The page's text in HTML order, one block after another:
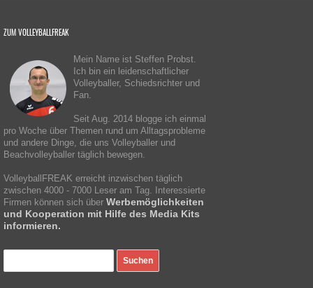
ZUM VOLLEYBALLFREAK
Mein Name ist Steffen Probst.
Ich bin ein leidenschaftlicher
Volleyballer, Schiedsrichter und
Fan.
Seit Aug. 2014 blogge ich einmal
pro Woche über Themen rund um Alltagsprobleme
und andere Dinge, die uns Volleyballer und
Beachvolleyballer täglich bewegen.
VolleyballFREAK erreicht inzwischen täglich
zwischen 4000 - 7000 Leser am Tag. Interessierte
Firmen können sich über Werbemöglichkeiten
und Kooperation mit Hilfe des Media Kits
informieren.